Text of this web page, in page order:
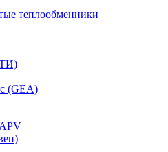
теплообменники
(GEA)